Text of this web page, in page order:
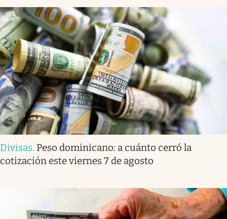
Divisas. Peso dominicano: a cuánto cerró la
cotización este viernes 7 de agosto